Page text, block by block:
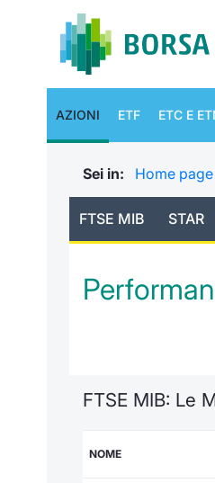
AZIONI ETF ETC E
Sei in: Home page
FTSE MIB STAR
FTSE MIB: Le
NOME